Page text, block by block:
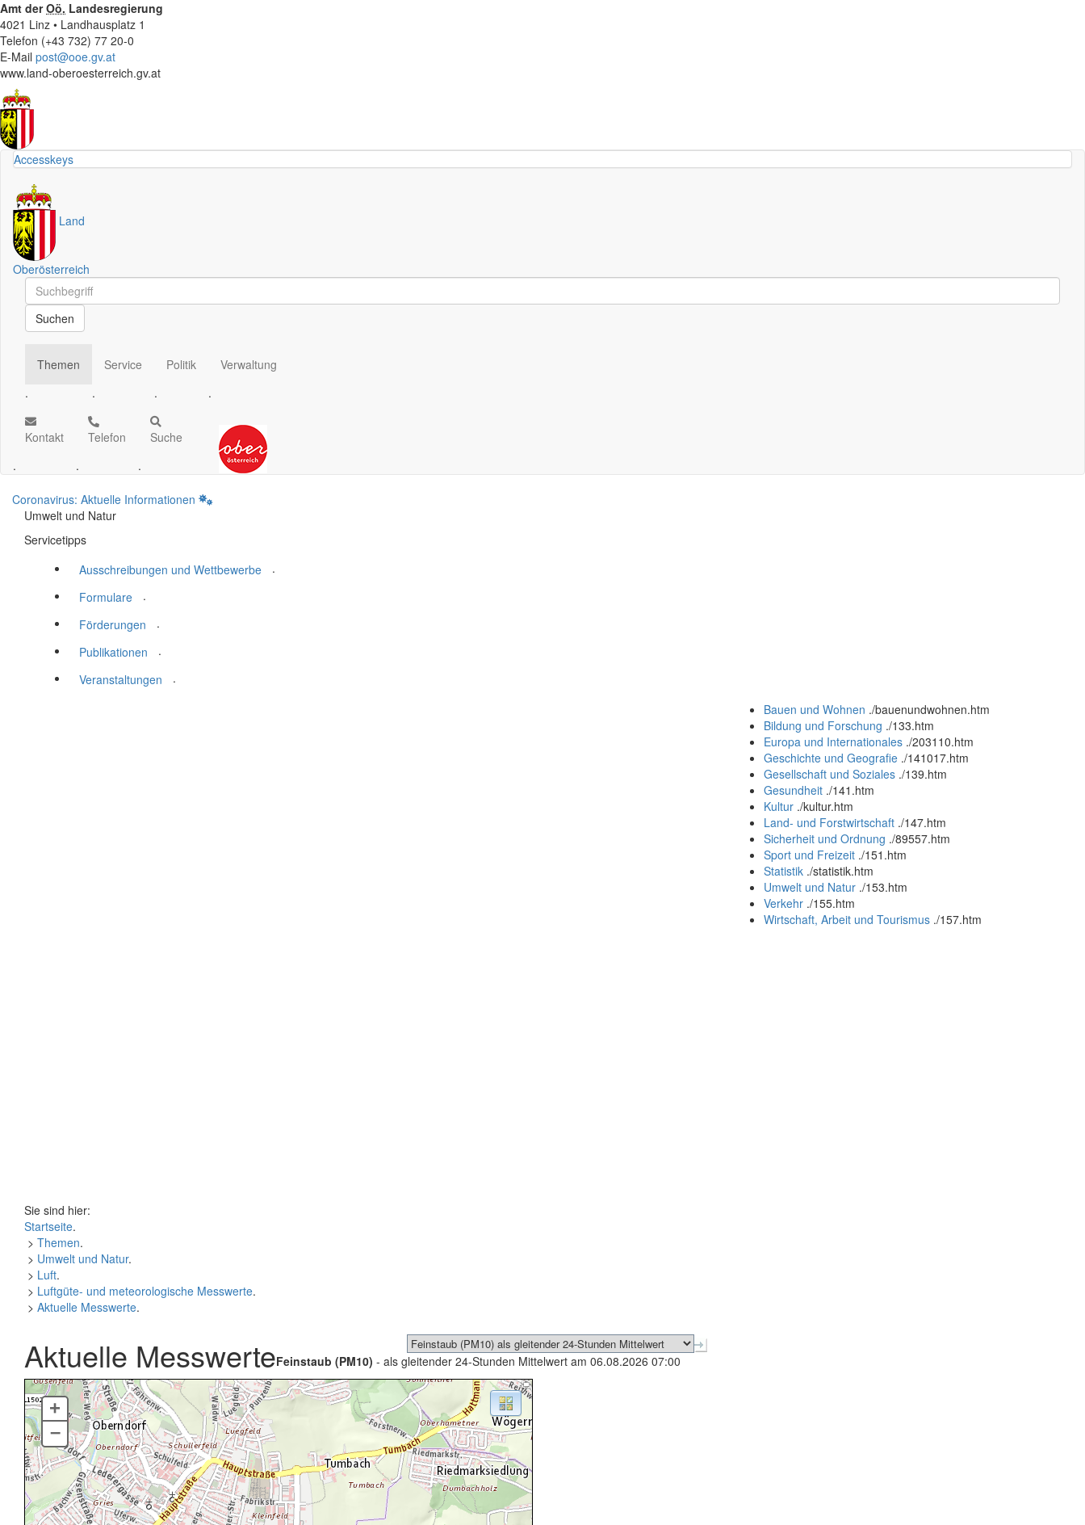
Amt derOö. Landesregierung
4021 Linz • Landhausplatz 1
Telefon (+43 732) 77 20-0
E-Mail post@ooe.gv.at
www.land-oberoesterreich.gv.at
Accesskeys
Land
Oberösterreich
Schnellsuche
Schnellsuche
Suchen
Themen
.
Service
.
Politik
.
Verwaltung
.
Kontakt
.
Telefon
.
Suche
.
Coronavirus: Aktuelle Informationen
Umwelt und Natur
Servicetipps
Ausschreibungen und Wettbewerbe
.
Formulare
.
Förderungen
.
Publikationen
.
Veranstaltungen
.
Bauen und Wohnen ./bauenundwohnen.htm
Bildung und Forschung ./133.htm
Europa und Internationales ./203110.htm
Geschichte und Geografie ./141017.htm
Gesellschaft und Soziales ./139.htm
Gesundheit ./141.htm
Kultur ./kultur.htm
Land- und Forstwirtschaft ./147.htm
Sicherheit und Ordnung ./89557.htm
Sport und Freizeit ./151.htm
Statistik ./statistik.htm
Umwelt und Natur ./153.htm
Verkehr ./155.htm
Wirtschaft, Arbeit und Tourismus ./157.htm
Sie sind hier:
Startseite.
> Themen.
> Umwelt und Natur.
> Luft.
> Luftgüte- und meteorologische Messwerte.
> Aktuelle Messwerte.
Aktuelle MesswerteFeinstaub (PM10) - als gleitender 24-Stunden Mittelwert am 06.08.2026 07:00
+
–